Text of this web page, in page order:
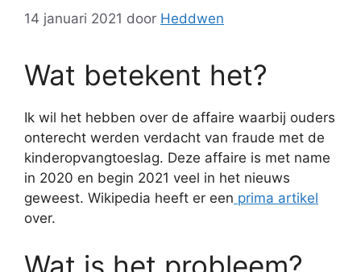
14 januari 2021 door Heddwen
Wat betekent het?
Ik wil het hebben over de affaire waarbij ouders
onterecht werden verdacht van fraude met de
kinderopvangtoeslag. Deze affaire is met name
in 2020 en begin 2021 veel in het nieuws
geweest. Wikipedia heeft er een prima artikel
over.